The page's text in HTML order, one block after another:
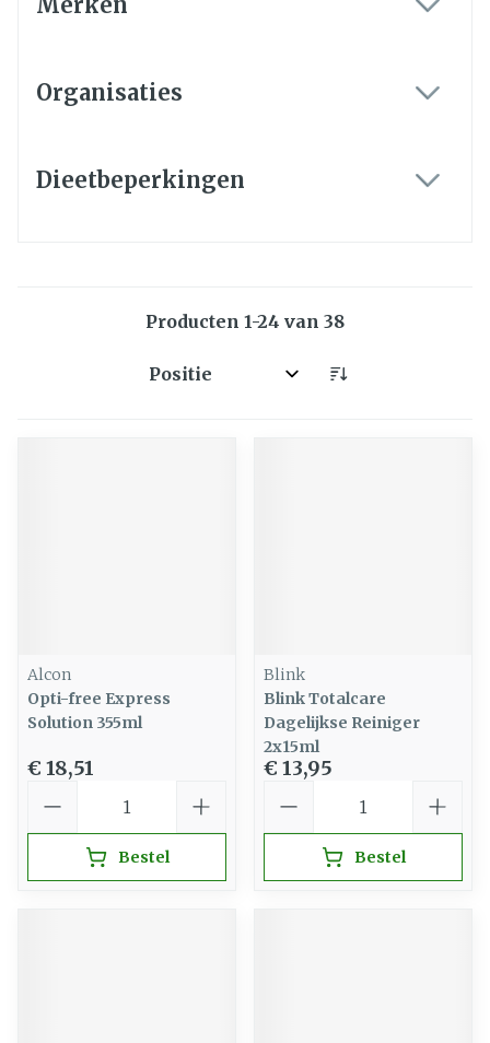
Organisaties
Dieetbeperkingen
Producten 1-24 van 38
Sorteer op:
Alcon
Opti-free Express
Solution 355ml
€ 18,51
Bestel
Blink
Blink Totalcare
Dagelijkse Reiniger
2x15ml
€ 13,95
Bestel